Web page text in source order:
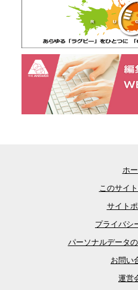
ホ
このサイ
サイト
プライバシ
パーソナルデータ
お問い
運営